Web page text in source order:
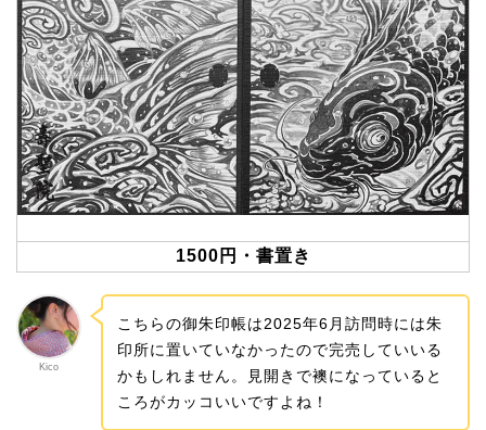
1500円・書置き
Kico
こちらの御朱印帳は2025年6月訪問時には朱
印所に置いていなかったので完売していいる
かもしれません。見開きで襖になっていると
ころがカッコいいですよね！